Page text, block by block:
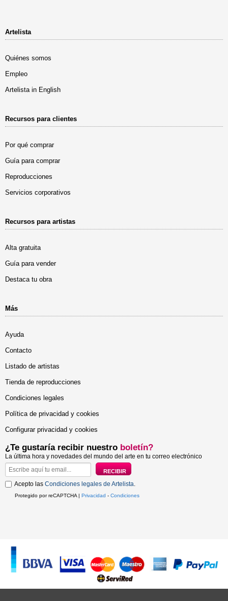
Artelista
Quiénes somos
Empleo
Artelista in English
Recursos para clientes
Por qué comprar
Guía para comprar
Reproducciones
Servicios corporativos
Recursos para artistas
Alta gratuita
Guía para vender
Destaca tu obra
Más
Ayuda
Contacto
Listado de artistas
Tienda de reproducciones
Condiciones legales
Política de privacidad y cookies
Configurar privacidad y cookies
¿Te gustaría recibir nuestro boletín?
La última hora y novedades del mundo del arte en tu correo electrónico
Acepto las Condiciones legales de Artelista.
Protegido por reCAPTCHA | Privacidad - Condiciones